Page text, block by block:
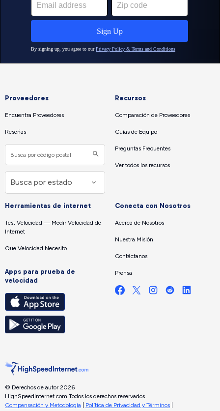
Proveedores
Encuentra Proveedores
Reseñas
Recursos
Comparación de Proveedores
Guías de Equipo
Preguntas Frecuentes
Ver todos los recursos
Herramientas de internet
Test Velocidad — Medir Velocidad de
Internet
Que Velocidad Necesito
Apps para prueba de
velocidad
Conecta con Nosotros
Acerca de Nosotros
Nuestra Misión
Contáctanos
Prensa
© Derechos de autor 2026
HighSpeedInternet.com. Todos los derechos reservados.
Compensación y Metodología
Política de Privacidad y Términos